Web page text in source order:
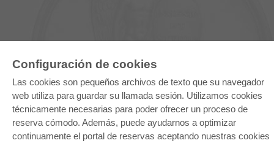
Configuración de cookies
Las cookies son pequeños archivos de texto que su navegador
web utiliza para guardar su llamada sesión. Utilizamos cookies
técnicamente necesarias para poder ofrecer un proceso de
reserva cómodo. Además, puede ayudarnos a optimizar
continuamente el portal de reservas aceptando nuestras cookies
E-COLLECTION
Paquete entero
Pick & Choose
Facilitación de E-Books
Preguntas mas frequentes(FAQ)